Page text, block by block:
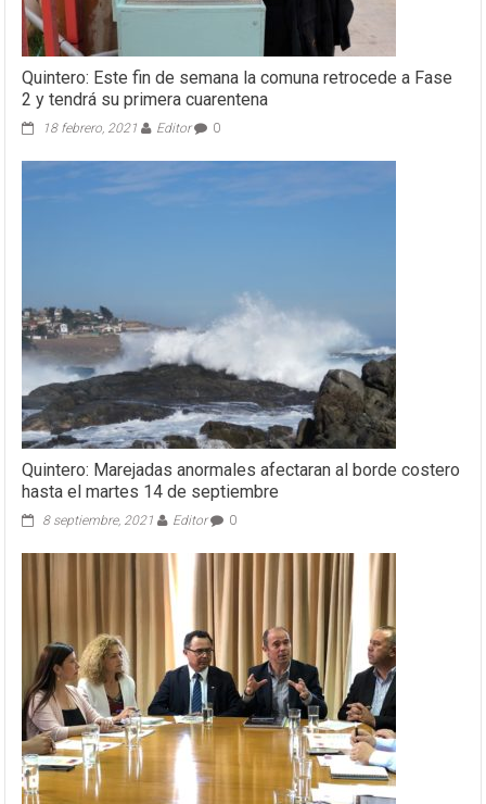
Quintero: Este fin de semana la comuna retrocede a Fase
2 y tendrá su primera cuarentena
18 febrero, 2021 Editor 0
Quintero: Marejadas anormales afectaran al borde costero
hasta el martes 14 de septiembre
8 septiembre, 2021 Editor 0